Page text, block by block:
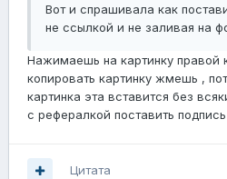
Вот и спрашивала как
не ссылкой и не заливая на
Нажимаешь на картинку правой
копировать картинку жмешь ,
картинка эта вставится без
с рефералкой поставить подпись
Цитата